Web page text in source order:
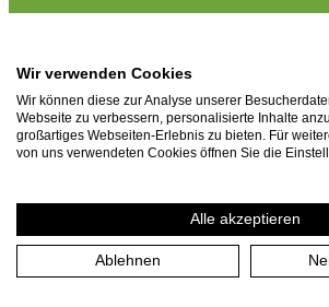
Othello
The Lord Chamberlain’s Menpresent
10.-12. September – Open Air – in English
Fr 11.9. 19:00
Begegnungsstätte Kloster Saarn
International
Wir verwenden Cookies
Wir können diese zur Analyse unserer
Webseite zu verbessern, personalisierte Inhalte
großartiges Webseiten-Erlebnis zu bieten. Für
von uns verwendeten Cookies öffnen Sie die
Alle akzeptieren
Ablehnen